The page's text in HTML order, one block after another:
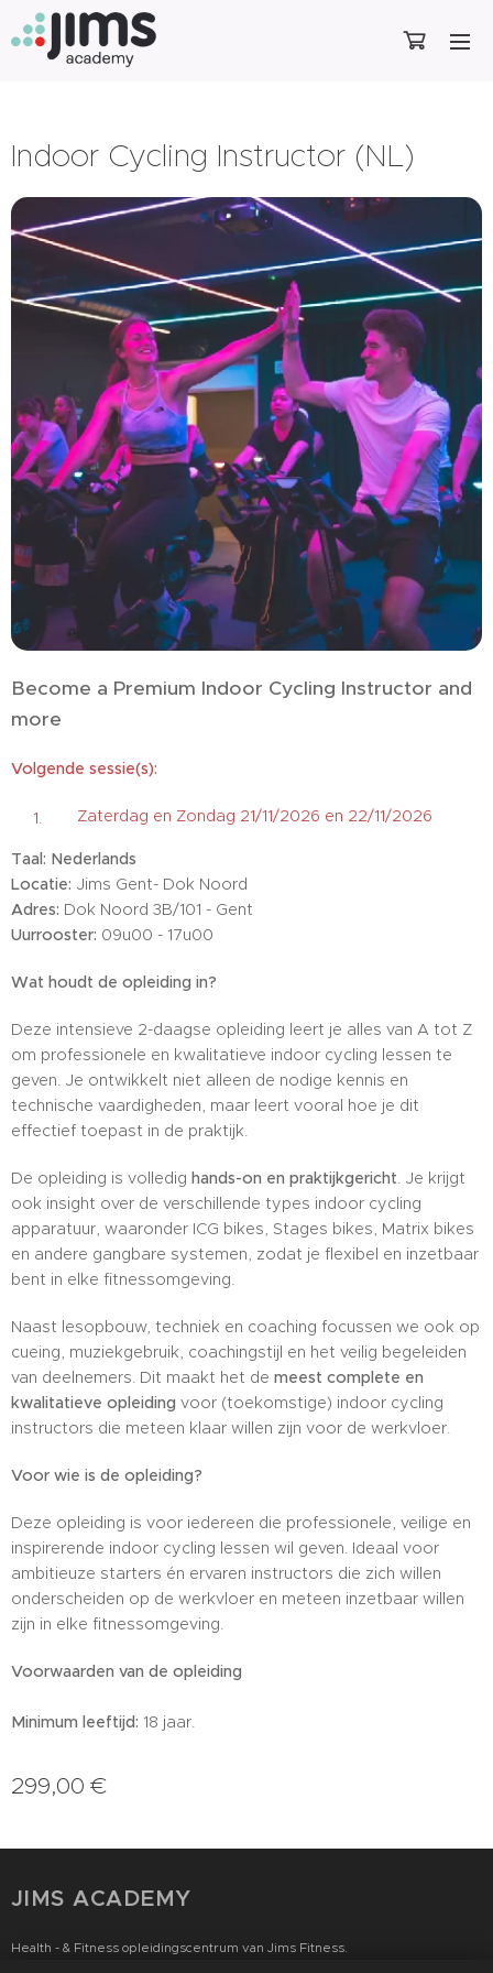
Indoor Cycling Instructor (NL)
Become a Premium Indoor Cycling Instructor and
more
Volgende sessie(s):
Zaterdag en Zondag 21/11/2026 en 22/11/2026
Taal: Nederlands
Locatie: Jims Gent- Dok Noord
Adres: Dok Noord 3B/101 - Gent
Uurrooster: 09u00 - 17u00
Wat houdt de opleiding in?
Deze intensieve 2-daagse opleiding leert je alles van A tot Z
om professionele en kwalitatieve indoor cycling lessen te
geven. Je ontwikkelt niet alleen de nodige kennis en
technische vaardigheden, maar leert vooral hoe je dit
effectief toepast in de praktijk.
De opleiding is volledig hands-on en praktijkgericht. Je krijgt
ook insight over de verschillende types indoor cycling
apparatuur, waaronder ICG bikes, Stages bikes, Matrix bikes
en andere gangbare systemen, zodat je flexibel en inzetbaar
bent in elke fitnessomgeving.
Naast lesopbouw, techniek en coaching focussen we ook op
cueing, muziekgebruik, coachingstijl en het veilig begeleiden
van deelnemers. Dit maakt het de meest complete en
kwalitatieve opleiding voor (toekomstige) indoor cycling
instructors die meteen klaar willen zijn voor de werkvloer.
Voor wie is de opleiding?
Deze opleiding is voor iedereen die professionele, veilige en
inspirerende indoor cycling lessen wil geven. Ideaal voor
ambitieuze starters én ervaren instructors die zich willen
onderscheiden op de werkvloer en meteen inzetbaar willen
zijn in elke fitnessomgeving.
Voorwaarden van de opleiding
Minimum leeftijd: 18 jaar.
299,00 €
JIMS ACADEMY
Health - & Fitness opleidingscentrum van Jims Fitness.